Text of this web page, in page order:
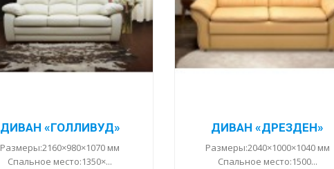
ДИВАН «ГОЛЛИВУД»
Размеры:2160×980×1070 мм
Спальное место:1350×...
ДИВАН «ДРЕЗДЕН»
Размеры:2040×1000×1040 мм
Спальное место:1500...